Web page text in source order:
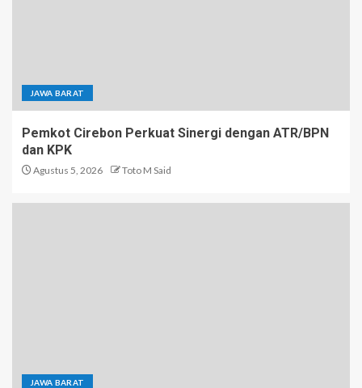
JAWA BARAT
Pemkot Cirebon Perkuat Sinergi dengan ATR/BPN
dan KPK
Agustus 5, 2026 Toto M Said
JAWA BARAT